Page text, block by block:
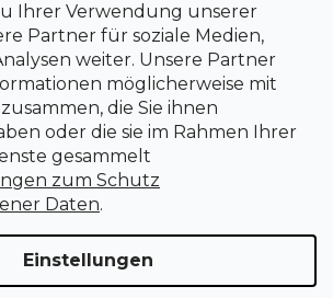
Ihrer Verwendung unserer
Partner für soziale Medien,
weiter. Unsere Partner
möglicherweise mit
die Sie ihnen
oder die sie im Rahmen Ihrer
gesammelt
zum Schutz
Daten.
Einstellungen
Erstellt von Shoptet Premium